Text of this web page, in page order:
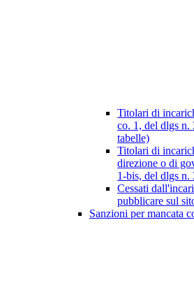
Titolari di
co. 1, del dlgs n.
tabelle)
Titolari di
direzione o di
1-bis, del dlgs n.
Cessati
pubblicare sul
Sanzioni per mancata